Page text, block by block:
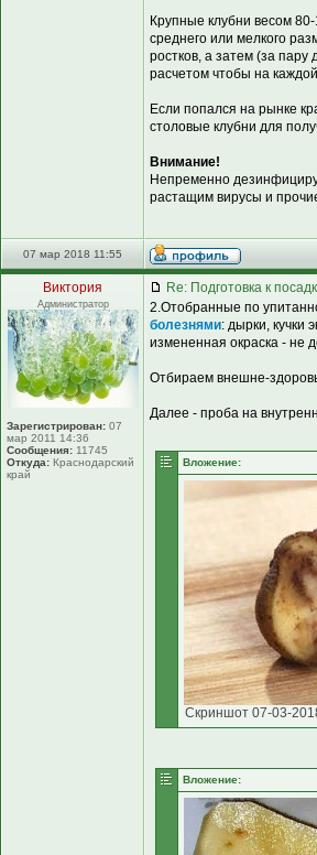
Крупные клубни весом
среднего или мелкого
ростков, а затем (за пару
расчетом чтобы на
Если попался на рынке
столовые клубни для
Внимание!
Непременно
растащим вирусы и
07 мар 2018 11:55
Виктория
Администратор
Зарегистрирован: 07
мар 2011 14:36
Сообщения: 11745
Откуда: Краснодарский
край
Re: Подготовка к
2.Отобранные по
болезнями: дырки, кучки
измененная окраска - не
Отбираем внешне-
Далее - проба на
Вложение:
Скриншот 07-03-
Вложение: